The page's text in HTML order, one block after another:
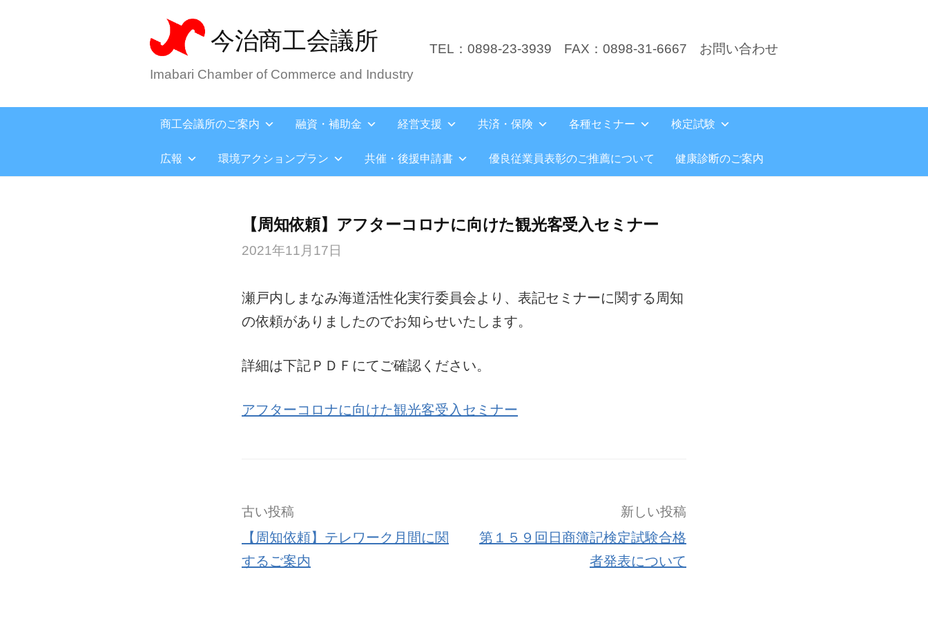
今治商工会議所
Imabari Chamber of Commerce and Industry
TEL：0898-23-3939 FAX：0898-31-6667 お問い合わせ
商工会議所のご案内 融資・補助金 経営支援 共済・保険 各種セミナー 検定試験
広報 環境アクションプラン 共催・後援申請書 優良従業員表彰のご推薦について 健康診断のご案内
【周知依頼】アフターコロナに向けた観光客受入セミナー
2021年11月17日
瀬戸内しまなみ海道活性化実行委員会より、表記セミナーに関する周知
の依頼がありましたのでお知らせいたします。
詳細は下記ＰＤＦにてご確認ください。
アフターコロナに向けた観光客受入セミナー
古い投稿
【周知依頼】テレワーク月間に関
するご案内
新しい投稿
第１５９回日商簿記検定試験合格
者発表について